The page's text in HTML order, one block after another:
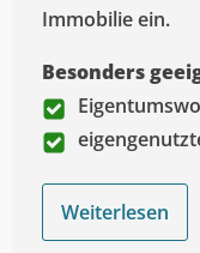
Immobilie ein.
Besonders
Weiterlesen